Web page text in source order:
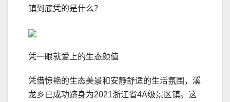
镇到底凭的是什么？
凭一眼就爱上的生态颜值
凭借惊艳的生态美景和安静舒适的生活氛围，溪
龙乡已成功跻身为2021浙江省4A级景区镇。这